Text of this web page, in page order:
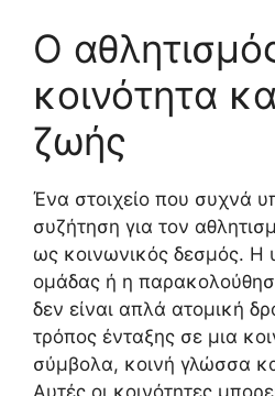
Ο
κοινότητα
ζωής
Ένα στοιχείο που συχνά
συζήτηση για τον
ως κοινωνικός δεσμός. Η
ομάδας ή η
δεν είναι απλά ατομική
τρόπος ένταξης σε μια
σύμβολα, κοινή γλώσσα